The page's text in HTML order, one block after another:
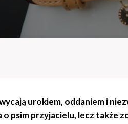
urokiem, oddaniem i
o psim przyjacielu, lecz także